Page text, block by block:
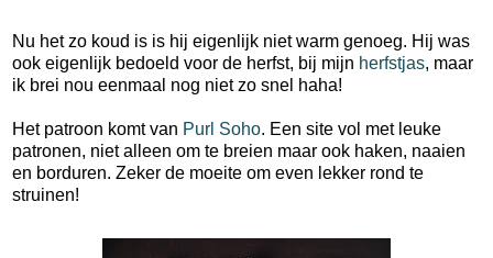
Nu het zo koud is is hij eigenlijk niet warm genoeg. Hij was
ook eigenlijk bedoeld voor de herfst, bij mijn herfstjas, maar
ik brei nou eenmaal nog niet zo snel haha!
Het patroon komt van Purl Soho. Een site vol met leuke
patronen, niet alleen om te breien maar ook haken, naaien
en borduren. Zeker de moeite om even lekker rond te
struinen!